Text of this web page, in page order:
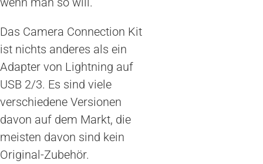
Das Camera Connection Kit
ist nichts anderes als ein
Adapter von Lightning auf
USB 2/3. Es sind viele
verschiedene Versionen
davon auf dem Markt, die
meisten davon sind kein
Original-Zubehör.